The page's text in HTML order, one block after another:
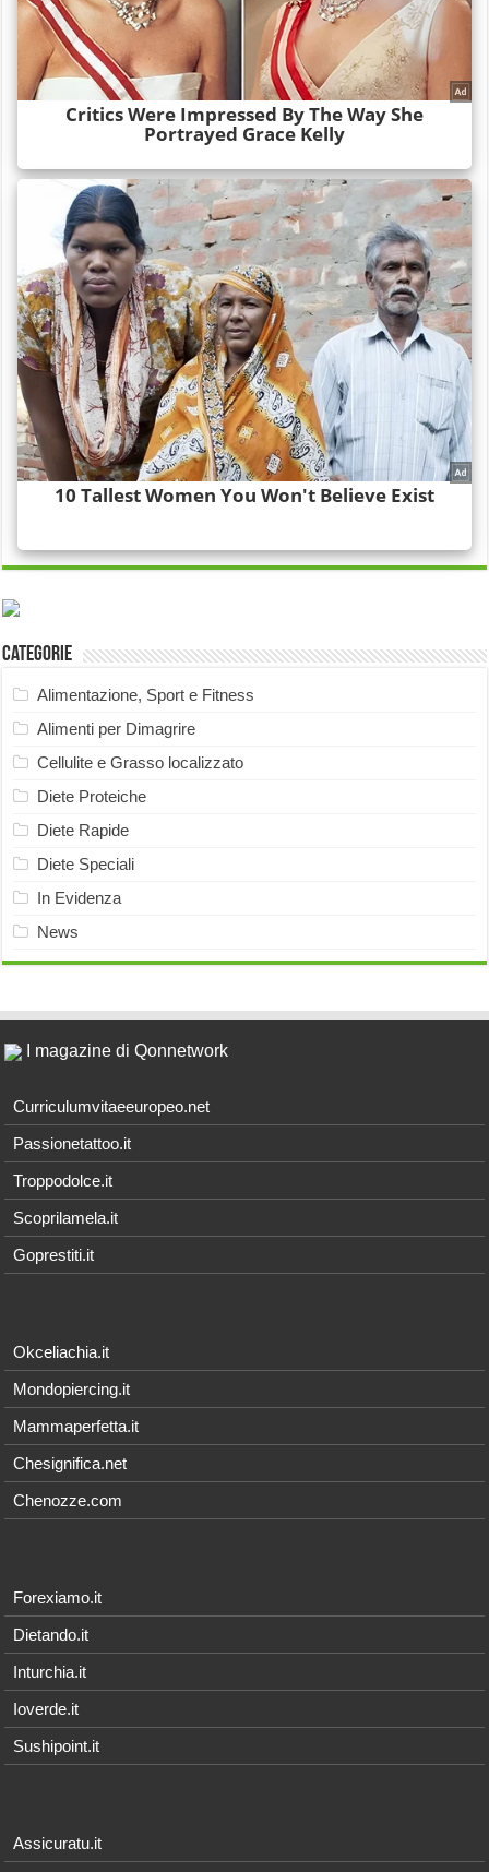
Categorie
Alimentazione, Sport e Fitness
Alimenti per Dimagrire
Cellulite e Grasso localizzato
Diete Proteiche
Diete Rapide
Diete Speciali
In Evidenza
News
I magazine di Qonnetwork
Curriculumvitaeeuropeo.net
Passionetattoo.it
Troppodolce.it
Scoprilamela.it
Goprestiti.it
Okceliachia.it
Mondopiercing.it
Mammaperfetta.it
Chesignifica.net
Chenozze.com
Forexiamo.it
Dietando.it
Inturchia.it
Ioverde.it
Sushipoint.it
Assicuratu.it